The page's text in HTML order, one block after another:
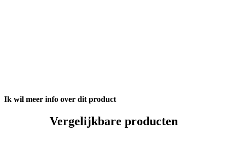
Ik wil meer info over dit product
Vergelijkbare producten